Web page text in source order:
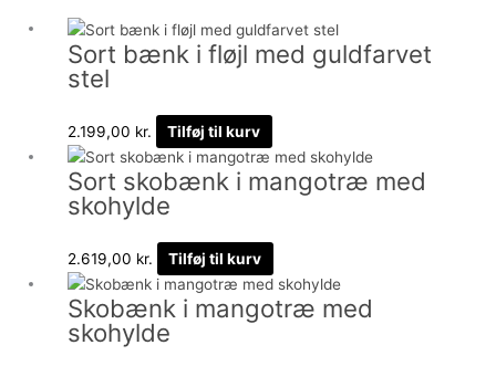
Sort bænk i fløjl med guldfarvet
stel
2.199,00 kr. Tilføj til kurv
Sort skobænk i mangotræ med
skohylde
2.619,00 kr. Tilføj til kurv
Skobænk i mangotræ med
skohylde